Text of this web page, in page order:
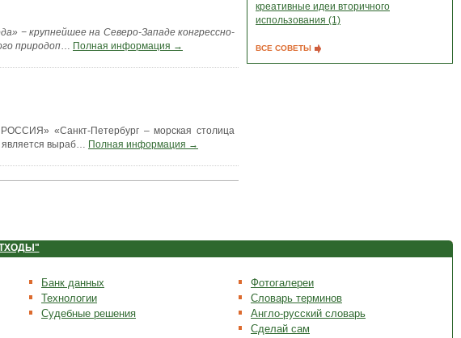
− крупнейшее на Северо-Западе конгрессно-
природоп… Полная информация →
«Санкт-Петербург – морская столица
выраб… Полная информация →
креативные идеи вторичного
использования (1)
ВСЕ СОВЕТЫ
Банк данных
Технологии
Судебные решения
Фотогалереи
Словарь терминов
Англо-русский словарь
Сделай сам